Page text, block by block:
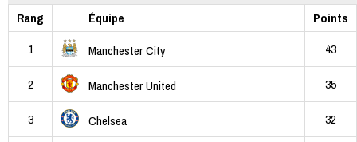
Rang Équipe
Points
1
Manchester City 43
2 Manchester United 35
3 Chelsea 32